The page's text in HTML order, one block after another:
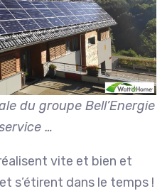
du groupe Bell’Energie
…
vite et bien et
s’étirent dans le temps !